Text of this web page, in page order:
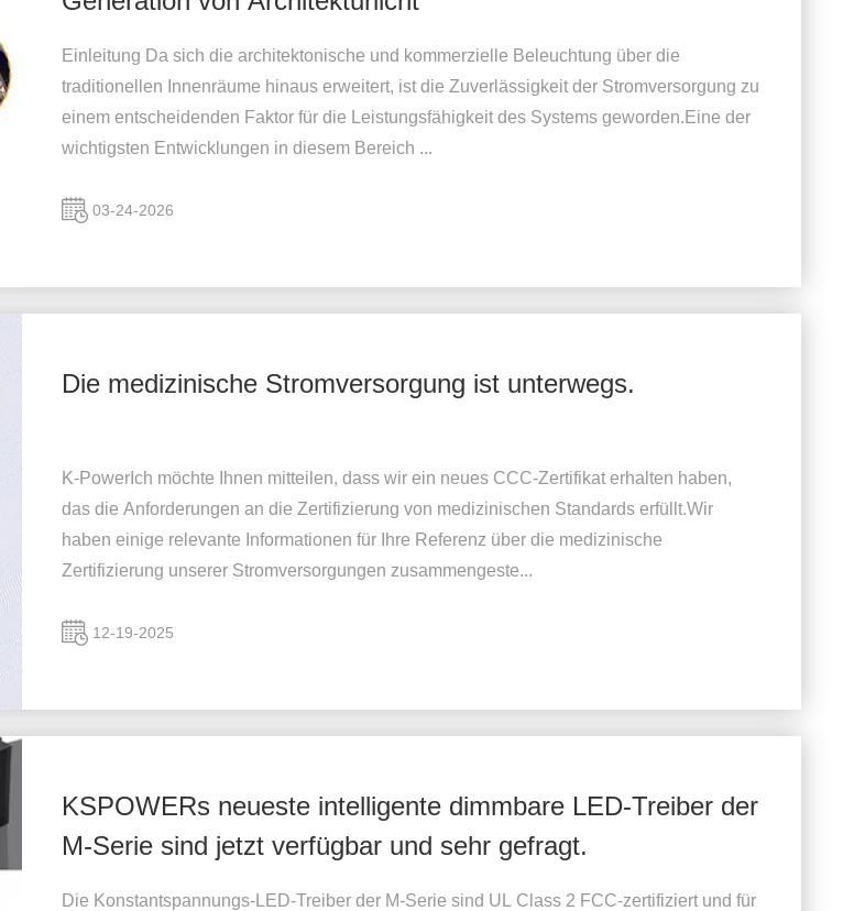
Einleitung Da sich die architektonische und kommerzielle Beleuchtung über die
traditionellen Innenräume hinaus erweitert, ist die Zuverlässigkeit der Stromversorgung zu
einem entscheidenden Faktor für die Leistungsfähigkeit des Systems geworden.Eine der
wichtigsten Entwicklungen in diesem Bereich ...
03-24-2026
Die medizinische Stromversorgung ist unterwegs.
K-PowerIch möchte Ihnen mitteilen, dass wir ein neues CCC-Zertifikat erhalten haben,
das die Anforderungen an die Zertifizierung von medizinischen Standards erfüllt.Wir
haben einige relevante Informationen für Ihre Referenz über die medizinische
Zertifizierung unserer Stromversorgungen zusammengeste...
12-19-2025
KSPOWERs neueste intelligente dimmbare LED-Treiber der
M-Serie sind jetzt verfügbar und sehr gefragt.
Die Konstantspannungs-LED-Treiber der M-Serie sind UL Class 2 FCC-zertifiziert und für